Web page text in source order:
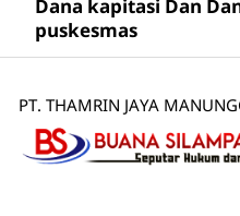
Dana kapitasi Dan
puskesmas
PT. THAMRIN JAYA